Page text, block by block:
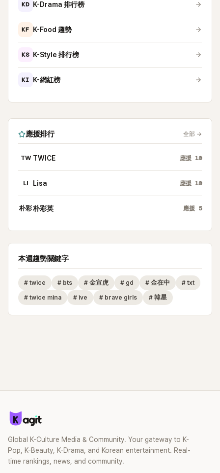
KD K-Drama 排行榜
KF K-Food 趨勢
KS K-Style 排行榜
KI K-網紅榜
應援排行 全部 →
TW TWICE 應援 10
LI Lisa 應援 10
朴彩朴彩英 應援 5
本週趨勢關鍵字
# twice # bts # 金宣虎 # gd # 金在中 # txt
# twice mina # ive # brave girls # 韓星
Global K-Culture Media & Community. Your gateway to K-
Pop, K-Beauty, K-Drama, and Korean entertainment. Real-
time rankings, news, and community.